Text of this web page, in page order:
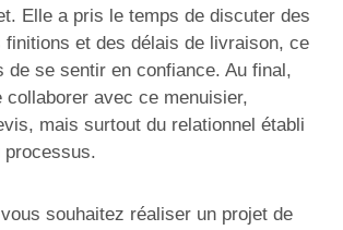
Elle a pris le temps de discuter des
finitions et des délais de livraison, ce
de se sentir en confiance. Au final,
collaborer avec ce menuisier,
mais surtout du relationnel établi
processus.
souhaitez réaliser un projet de